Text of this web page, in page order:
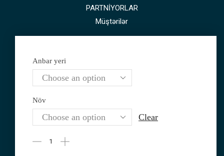
Anbar yeri
Növ
Clear
PARTNİYORLAR
Müştərilər
ƏLAQƏ MƏLUMATLARI
AZE +994 70 230 40 06